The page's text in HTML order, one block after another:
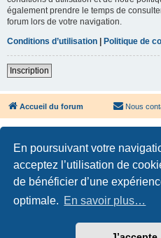
En poursuivant votre
acceptez l’utilisation de
de bénéficier d’une
optimale. En savoir plus…
également prendre le temps de
forum lors de votre navigation.
Conditions d’utilisation
Politique de
Inscription
Accueil du forum Nous
Développé parphpBB®
Confidentialité